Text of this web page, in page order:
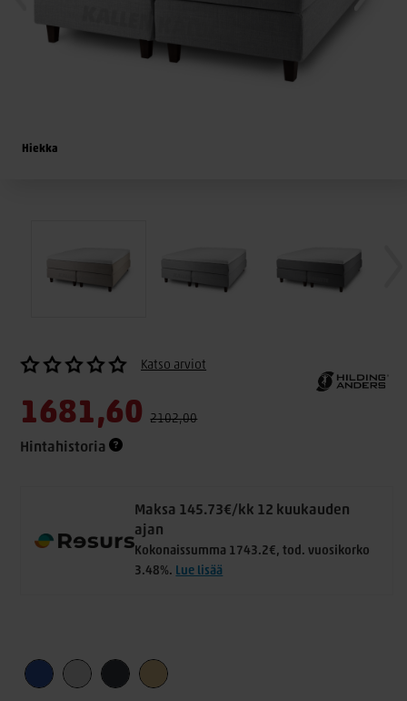
Hiekka
Katso arviot
1681,60 2102,00
Hintahistoria
Maksa 145.73€/kk 12 kuukauden
ajan
Kokonaissumma 1743.2€, tod. vuosikorko
3.48%. Lue lisää